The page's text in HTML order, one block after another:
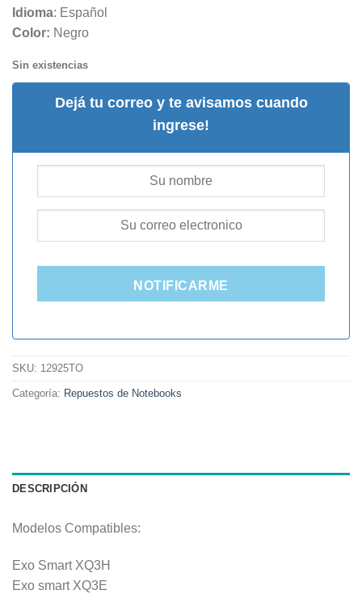
Idioma: Español
Color: Negro
Sin existencias
Dejá tu correo y te avisamos cuando
ingrese!
NOTIFICARME
SKU: 12925TO
Categoría: Repuestos de Notebooks
DESCRIPCIÓN
Modelos Compatibles:
Exo Smart XQ3H
Exo smart XQ3E